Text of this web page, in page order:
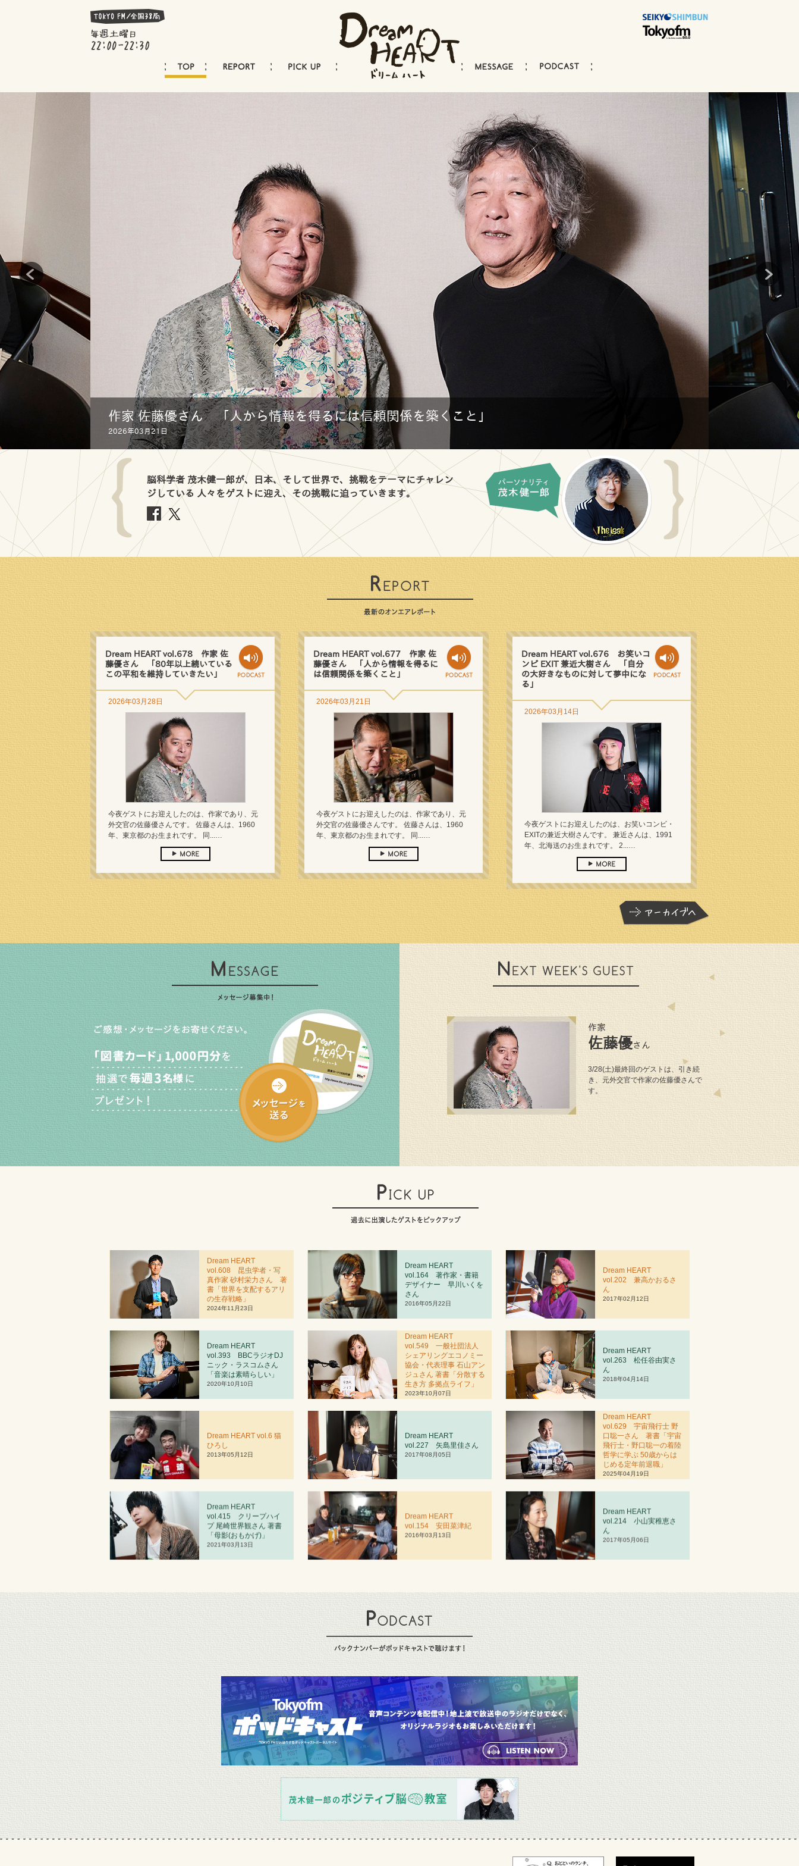
作家 佐藤優さん 「人から情報を得るには信頼関係を築くこと」
2026年03月21日
脳科学者 茂木健一郎が、日本、そして世界で、挑戦をテーマにチャレン
ジしている 人々をゲストに迎え、その挑戦に迫っていきます。
Dream HEART vol.678 作家 佐
藤優さん 「80年以上続いている
この平和を維持していきたい」
2026年03月28日
今夜ゲストにお迎えしたのは、作家であり、元
外交官の佐藤優さんです。 佐藤さんは、1960
年、東京都のお生まれです。 同...…
Dream HEART vol.677 作家 佐
藤優さん 「人から情報を得るに
は信頼関係を築くこと」
2026年03月21日
今夜ゲストにお迎えしたのは、作家であり、元
外交官の佐藤優さんです。 佐藤さんは、1960
年、東京都のお生まれです。 同...…
Dream HEART vol.676 お笑いコ
ンビ EXIT 兼近大樹さん 「自分
の大好きなものに対して夢中にな
る」
2026年03月14日
今夜ゲストにお迎えしたのは、お笑いコンビ・
EXITの兼近大樹さんです。 兼近さんは、1991
年、北海送のお生まれです。 2...…
作家
佐藤優さん
3/28(土)最終回のゲストは、引き続
き、元外交官で作家の佐藤優さんで
す。
Dream HEART
vol.608 昆虫学者・写
真作家 砂村栄力さん 著
書「世界を支配するアリ
の生存戦略」
2024年11月23日
Dream HEART
vol. 1 64 著作家・書籍
デザイナー 早川いくを
さん
2016年05月22日
Dream HEART
vol.202 兼高かおるさ
ん
2017年02月12日
Dream HEART
vol.393 BBCラジオDJ
ニック・ラスコムさん
「音楽は素晴らしい」
2020年10月10日
Dream HEART
vol.549 一般社団法人
シェアリングエコノミー
協会・代表理事 石山アン
ジュさん 著書「分散する
生き方 多拠点ライフ」
2023年10月07日
Dream HEART
vol.263 松任谷由実さ
ん
2018年04月14日
Dream HEART vol.6 猫
ひろし
2013年05月12日
Dream HEART
vol.227 矢島里佳さん
2017年08月05日
Dream HEART
vol.629 宇宙飛行士 野
口聡一さん 著書「宇宙
飛行士・野口聡一の着陸
哲学に学ぶ 50歳からは
じめる定年前退職」
2025年04月19日
Dream HEART
vol.41 5 クリープハイ
プ 尾崎世界観さん 著書
「母影(おもかげ)」
2021年03月13日
Dream HEART
vol. 1 54 安田菜津紀
2016年03月13日
Dream HEART
vol.21 4 小山実稚恵さ
ん
2017年05月06日